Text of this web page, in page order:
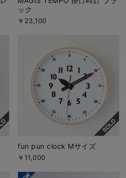
ック
￥23,100
fun pun clock Mサイズ
￥11,000